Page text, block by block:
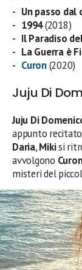
Un passo dal
1994(2018)
Il Paradiso
La Guerra è
Curon(2020)
Juju Di
Juju Di
appunto
Daria,Mikisi
avvolgono
misteri del